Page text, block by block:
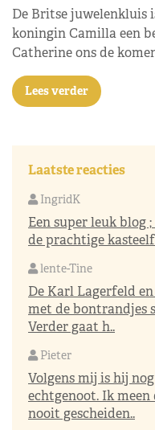
De Britse juwelenkluis
koningin Camilla een
Catherine ons de
Lees verder
Laatste reacties
IngridK
Een super leuk blog
de prachtige
lente-Tine
De Karl Lagerfeld
met de bontrandjes
Verder gaat h..
Pieter
Volgens mij is hij
echtgenoot. Ik
nooit gescheiden..